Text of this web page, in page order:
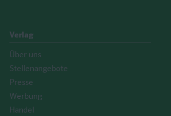
Verlag
Über uns
Stellenangebote
Presse
Werbung
Handel